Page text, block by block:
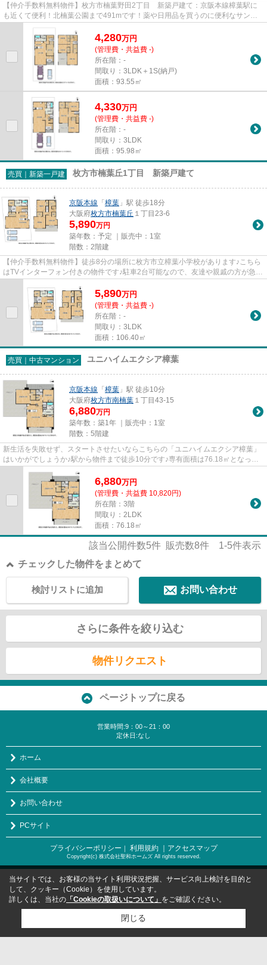
【仲介手数料無料物件】枚方市楠葉野田2丁目 新築戸建て：京阪本線樟葉駅に
も近くて便利！北楠葉公園まで491mです！薬や日用品を買うのに便利なサンプ
4,280万円
(管理費・共益費 -)
所在階：-
間取り：3LDK＋1S(納戸)
面積：93.55㎡
4,330万円
(管理費・共益費 -)
所在階：-
間取り：3LDK
面積：95.98㎡
売買｜新築一戸建 枚方市楠葉丘1丁目 新築戸建て
京阪本線 「 樟葉 」駅 徒歩18分
大阪府枚方市楠葉丘 １丁目23-6
5,890万円
築年数：予定 ｜販売中： 1室
階数：2階建
【仲介手数料無料物件】徒歩8分の場所に枚方市立樟葉小学校があります♪こちら
はTVインターフォン付きの物件です♪駐車2台可能なので、友達や親戚の方が急に
5,890万円
(管理費・共益費 -)
所在階：-
間取り：3LDK
面積：106.40㎡
売買｜中古マンション ユニハイムエクシア樟葉
京阪本線 「 樟葉 」駅 徒歩10分
大阪府枚方市南楠葉 １丁目43-15
6,880万円
築年数：築1年 ｜販売中： 1室
階数：5階建
新生活を失敗せず、スタートさせたいならこちらの「ユニハイムエクシア樟葉」
はいかがでしょうか♪駅から物件まで徒歩10分です♪専有面積は76.18㎡となって
6,880万円
(管理費・共益費 10,820円)
所在階：3階
間取り：2LDK
面積：76.18㎡
該当公開件数5件 販売数8件 1-5件表示
チェックした物件をまとめて
お問い合わせ
検討リストに追加
さらに条件を絞り込む
物件リクエスト
ページトップに戻る
営業時間:9：00～21：00
定休日:なし
ホーム
会社概要
お問い合わせ
PCサイト
プライバシーポリシー ｜ 利用規約 ｜アクセスマップ
Copyright(c) 株式会社聖和ホームズ All rights reserved.
当サイトでは、お客様の当サイト利用状況把握、サービス向上検討を目的と
して、クッキー（Cookie）を使用しています。
詳しくは、当社の 「Cookieの取扱いについて」 をご確認ください。
閉じる